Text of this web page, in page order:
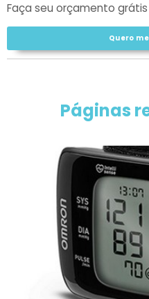
Faça seu orçamento
Quero
Páginas